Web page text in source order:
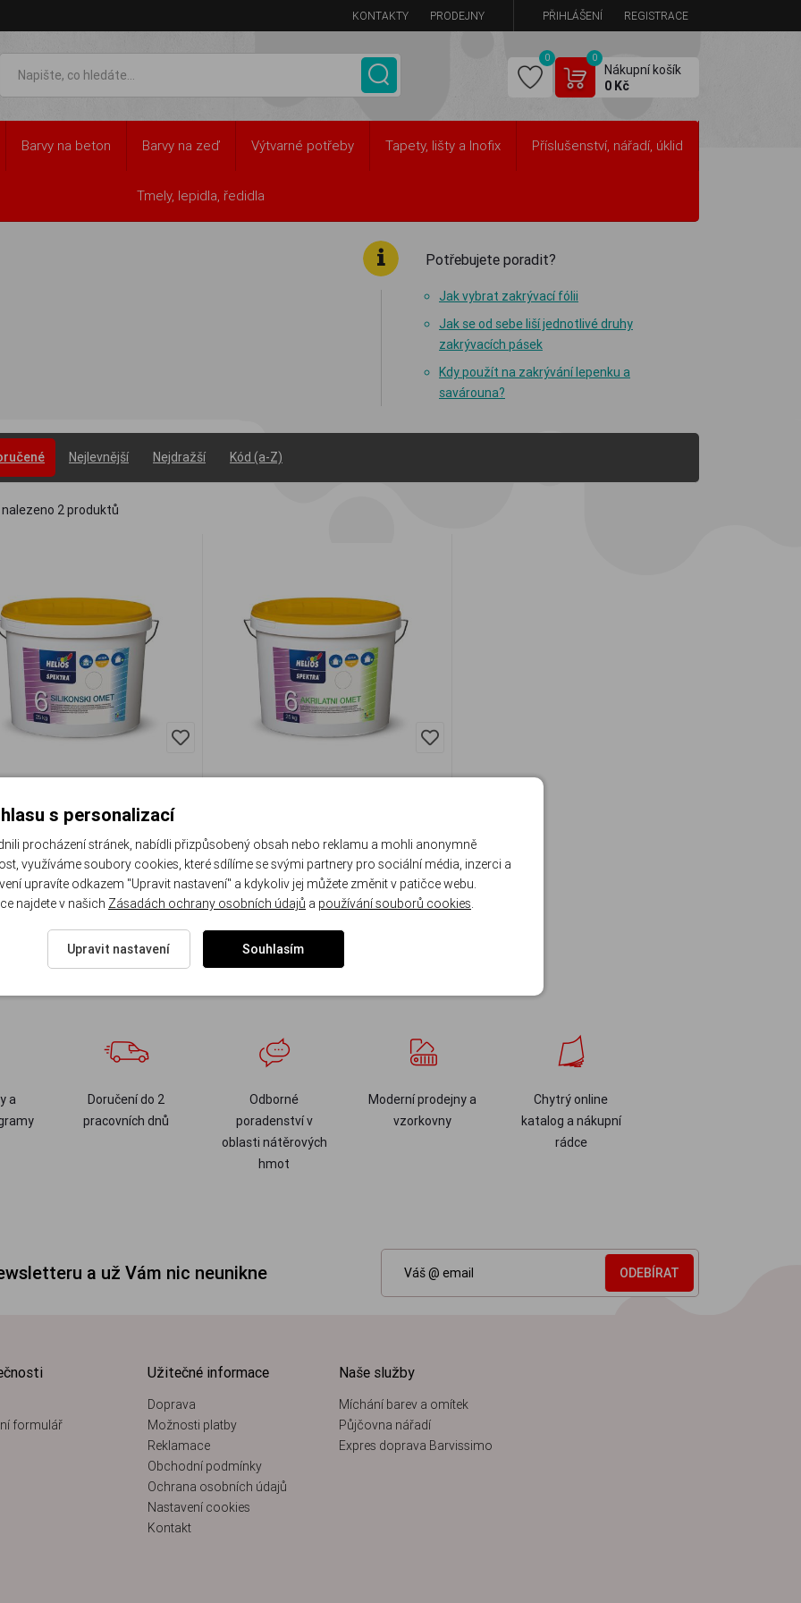
KONTAKTY PRODEJNY PŘIHLÁŠENÍ REGISTRACE
0
Nákupní košík
0 Kč
0
Barvy na beton Barvy na zeď Výtvarné potřeby Tapety, lišty a Inofix Příslušenství, nářadí, úklid
Tmely, lepidla, ředidla
Potřebujete poradit?
Jak vybrat zakrývací fólii
Jak se od sebe liší jednotlivé druhy
zakrývacích pásek
Kdy použít na zakrývání lepenku a
savárouna?
Nejlevnější Nejdražší Kód (a-Z)
2produktů
hlazená 25kg
Kč/ ks
ks Do košíku
1 130 Kč/ ks
Do košíku
a
Doručení do 2
pracovních dnů
Odborné
poradenství v
oblasti nátěrových
hmot
Moderní prodejny a
vzorkovny
Chytrý online
katalog a nákupní
rádce
a už Vám nic neunikne ODEBÍRAT
formulář
Užitečné informace
Doprava
Možnosti platby
Reklamace
Obchodní podmínky
Ochrana osobních údajů
Nastavení cookies
Kontakt
Naše služby
Míchání barev a omítek
Půjčovna nářadí
Expres doprava Barvissimo
s personalizací
procházení stránek, nabídli přizpůsobený obsah nebo reklamu a mohli anonymně
využíváme soubory cookies, které sdílíme se svými partnery pro sociální média, inzerci a
upravíte odkazem "Upravit nastavení" a kdykoliv jej můžete změnit v patičce webu.
najdete v našich Zásadách ochrany osobních údajů a používání souborů cookies.
Upravit nastavení Souhlasím